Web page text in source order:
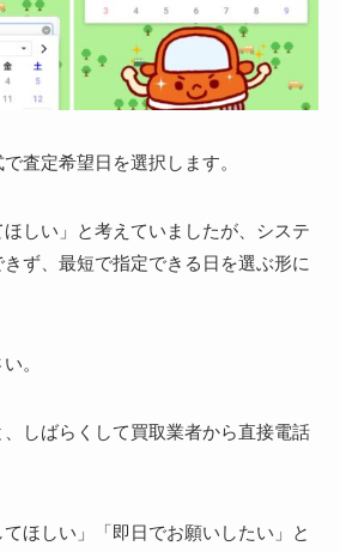
査定希望日を選択します。
しい」と考えていましたが、システ
ず、最短で指定できる日を選ぶ形に
。
しばらくして買取業者から直接電話
ほしい」「即日でお願いしたい」と